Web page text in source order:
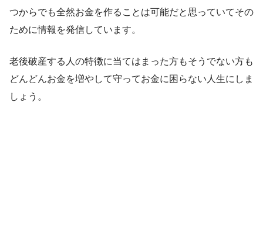
つからでも全然お金を作ることは可能だと思っていてその
ために情報を発信しています。
老後破産する人の特徴に当てはまった方もそうでない方も
どんどんお金を増やして守ってお金に困らない人生にしま
しょう。